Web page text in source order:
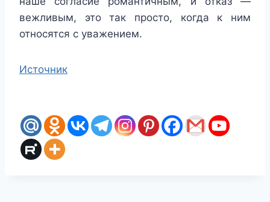
вежливым, это так просто, когда к ним
относятся с уважением.
Источник